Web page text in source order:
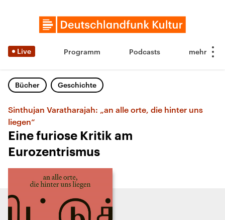
Live Programm Podcasts
Bücher Geschichte
Sinthujan Varatharajah: „an alle orte, die hinter uns
liegen“
Eine furiose Kritik am
Eurozentrismus